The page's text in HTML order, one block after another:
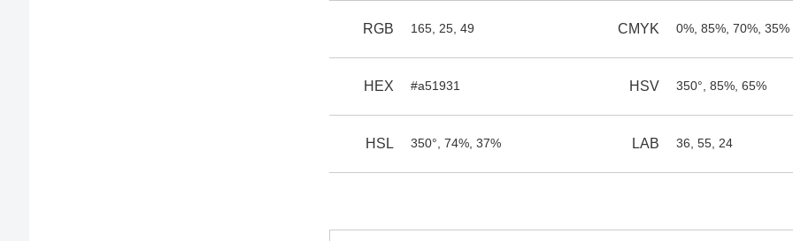
RGB 165, 25, 49 CMYK 0%, 85%, 70%, 35%
HEX #a51931 HSV 350°, 85%, 65%
HSL 350°, 74%, 37% LAB 36, 55, 24